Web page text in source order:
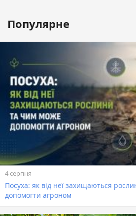
Популярне
4 серпня
Посуха: як від неї захищаються
допомогти агроном